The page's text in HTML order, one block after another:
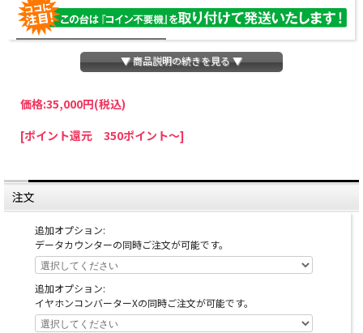
パチスロわっしょいでは、全ての台に「コイン不要機」を無料で取り付けて発送さ
せていただいております。コイン不要機をご利用になられますと、コインが必要な
ていただきましたら、ご注文価格より2000円引きいたします。
※在庫切れの台でも入荷している場合がありますので、電話かメールにてお問い合
わせ下さい。
▼ 商品説明の続きを見る ▼
価格:35,000円(税込)
[ポイント還元 350ポイント～]
注文
追加オプション:
データカウンターの同時ご注文が可能です。
追加オプション:
イヤホンコンバーターXの同時ご注文が可能です。